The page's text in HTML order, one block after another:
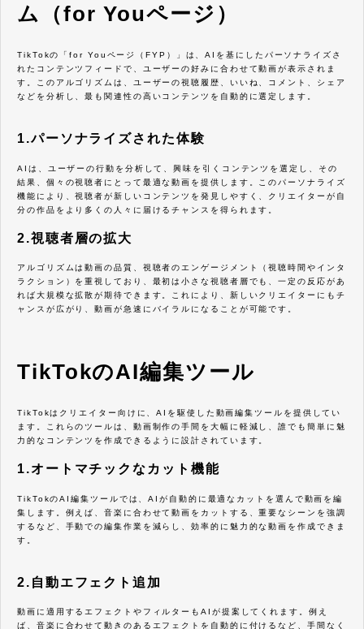
ム（for Youページ）
TikTokの「for Youページ（FYP）」は、AIを基にしたパーソナライズさ
れたコンテンツフィードで、ユーザーの好みに合わせて動画が表示されま
す。このアルゴリズムは、ユーザーの視聴履歴、いいね、コメント、シェア
などを分析し、最も関連性の高いコンテンツを自動的に選定します。
1.パーソナライズされた体験
AIは、ユーザーの行動を分析して、興味を引くコンテンツを選定し、その
結果、個々の視聴者にとって最適な動画を提供します。このパーソナライズ
機能により、視聴者が新しいコンテンツを発見しやすく、クリエイターが自
分の作品をより多くの人々に届けるチャンスを得られます。
2.視聴者層の拡大
アルゴリズムは動画の品質、視聴者のエンゲージメント（視聴時間やインタ
ラクション）を重視しており、最初は小さな視聴者層でも、一定の反応があ
れば大規模な拡散が期待できます。これにより、新しいクリエイターにもチ
ャンスが広がり、動画が急速にバイラルになることが可能です。
TikTokのAI編集ツール
TikTokはクリエイター向けに、AIを駆使した動画編集ツールを提供してい
ます。これらのツールは、動画制作の手間を大幅に軽減し、誰でも簡単に魅
力的なコンテンツを作成できるように設計されています。
1.オートマチックなカット機能
TikTokのAI編集ツールでは、AIが自動的に最適なカットを選んで動画を編
集します。例えば、音楽に合わせて動画をカットする、重要なシーンを強調
するなど、手動での編集作業を減らし、効率的に魅力的な動画を作成できま
す。
2.自動エフェクト追加
動画に適用するエフェクトやフィルターもAIが提案してくれます。例え
ば、音楽に合わせて動きのあるエフェクトを自動的に付けるなど、手間なく